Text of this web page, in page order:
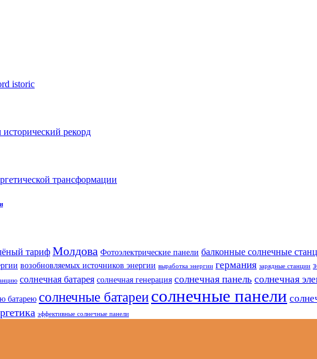
тариф Молдова Фотоэлектрические панели балконные солнечные
возобновляемых источников энергии выработка энергии германия зарядные станции
солнечная батарея солнечная генерация солнечная панель солнечная
батарею солнечные батареисолнечные панели
эффективные солнечные панели